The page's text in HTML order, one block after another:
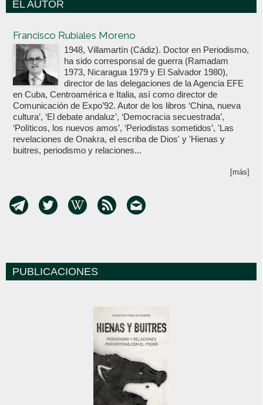
EL AUTOR
Francisco Rubiales Moreno
1948, Villamartín (Cádiz). Doctor en Periodismo,
ha sido corresponsal de guerra (Ramadam
1973, Nicaragua 1979 y El Salvador 1980),
director de las delegaciones de la Agencia EFE
en Cuba, Centroamérica e Italia, así como director de
Comunicación de Expo’92. Autor de los libros ‘China, nueva
cultura’, ‘El debate andaluz’, ‘Democracia secuestrada’,
‘Políticos, los nuevos amos’, ‘Periodistas sometidos’, 'Las
revelaciones de Onakra, el escriba de Dios' y 'Hienas y
buitres, periodismo y relaciones...
[más]
PUBLICACIONES